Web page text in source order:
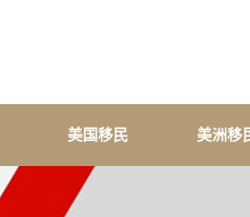
美国移民 美洲移